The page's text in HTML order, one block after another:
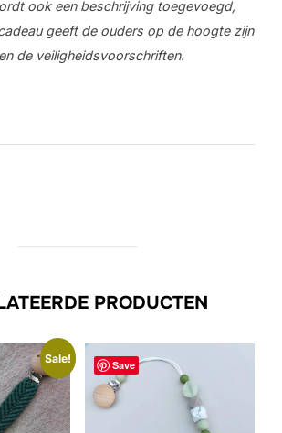
ook een beschrijving toegevoegd,
geeft de ouders op de hoogte zijn
de veiligheidsvoorschriften.
PRODUCTEN
Sale!
Save